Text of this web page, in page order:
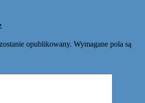
opublikowany. Wymagane pola są